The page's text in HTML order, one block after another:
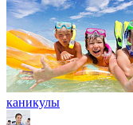
каникулы